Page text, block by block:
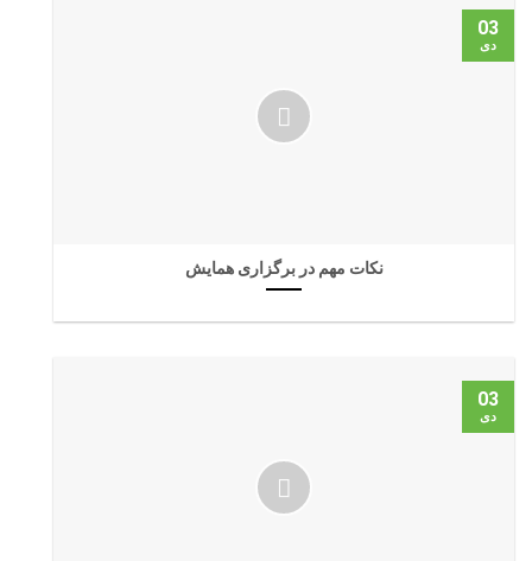
نکات مهم در برگزاری همایش
03
دی
03
دی